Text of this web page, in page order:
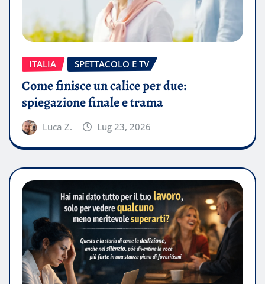
ITALIA SPETTACOLO E TV
Come finisce un calice per due:
spiegazione finale e trama
Luca Z. Lug 23, 2026